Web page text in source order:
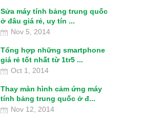
Sửa máy tính bảng trung quốc
ở đâu giá rẻ, uy tín ...
Nov 5, 2014
Tổng hợp những smartphone
giá rẻ tốt nhất từ 1tr5 ...
Oct 1, 2014
Thay màn hình cảm ứng máy
tính bảng trung quốc ở đ...
Nov 12, 2014